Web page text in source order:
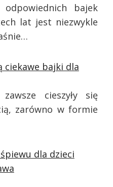
odpowiednich bajek
lat jest niezwykle
ciekawe bajki dla
cieszyły się
zarówno w formie
dla dzieci